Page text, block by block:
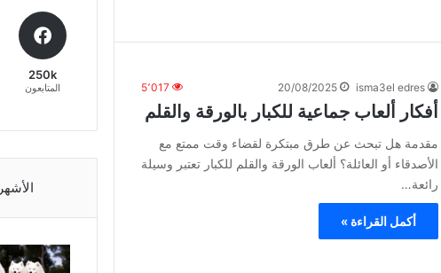
isma3el edres
20/08/2025 5٬017
أفكار ألعاب جماعية للكبار بالورقة والقلم
مقدمة هل تبحث عن طرق مبتكرة لقضاء وقت ممتع مع
الأصدقاء أو العائلة؟ ألعاب الورقة والقلم للكبار تعتبر وسيلة
رائعة…
أكمل القراءة »
250k
المتابعون
الأشهر